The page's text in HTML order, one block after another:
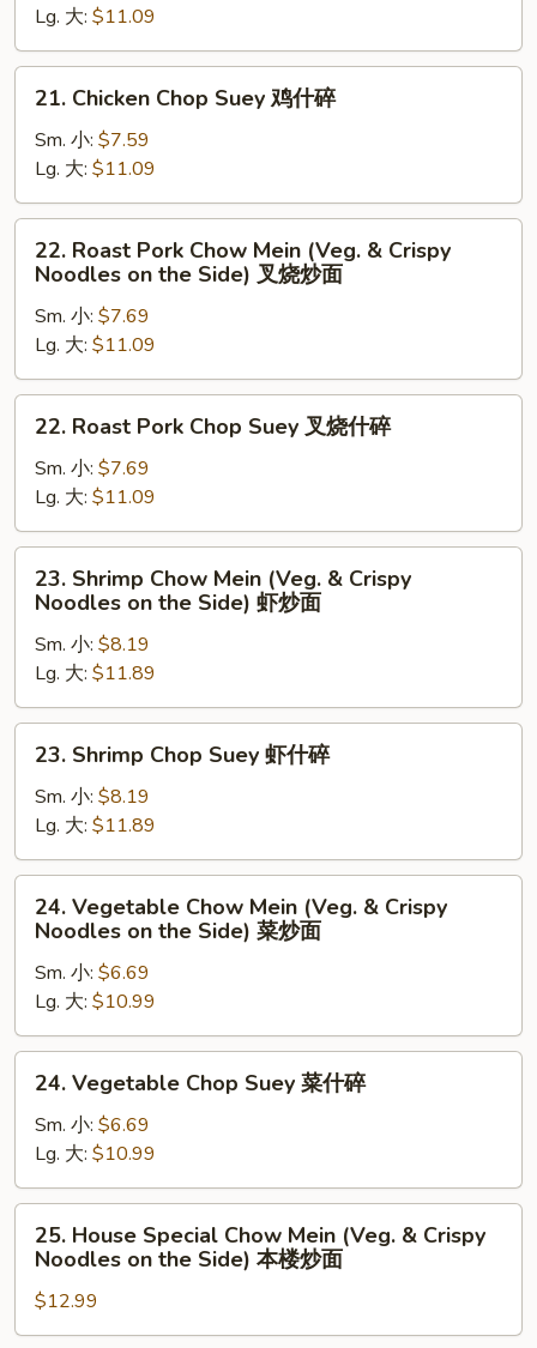
(Veg.
&
Crispy
Noodles
the
鸡
Lg. 大: $11.09
Chicken
Chop
Suey
鸡
什
21. Chicken Chop Suey 鸡什碎
Sm. 小: $7.59
Lg. 大: $11.09
Roast
Pork
Chow
Mein
(Veg.
&
Crispy
Noodles
Side)
22. Roast Pork Chow Mein (Veg. & Crispy
Noodles on the Side) 叉烧炒面
Sm. 小: $7.69
Lg. 大: $11.09
Roast
Pork
Chop
Suey
叉
22. Roast Pork Chop Suey 叉烧什碎
Sm. 小: $7.69
Lg. 大: $11.09
Shrimp
Chow
Mein
(Veg.
&
Crispy
Noodles
the
虾
23. Shrimp Chow Mein (Veg. & Crispy
Noodles on the Side) 虾炒面
Sm. 小: $8.19
Lg. 大: $11.89
Shrimp
Chop
Suey
虾
什
23. Shrimp Chop Suey 虾什碎
Sm. 小: $8.19
Lg. 大: $11.89
Vegetable
Chow
Mein
(Veg.
&
Crispy
Noodles
the
菜
24. Vegetable Chow Mein (Veg. & Crispy
Noodles on the Side) 菜炒面
Sm. 小: $6.69
Lg. 大: $10.99
Vegetable
Chop
Suey
菜
什
24. Vegetable Chop Suey 菜什碎
Sm. 小: $6.69
Lg. 大: $10.99
House
Special
Chow
Mein
25. House Special Chow Mein (Veg. & Crispy
Noodles on the Side) 本楼炒面
$12.99